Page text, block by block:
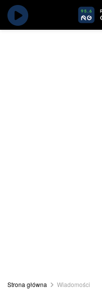
Strona główna Wiadomości